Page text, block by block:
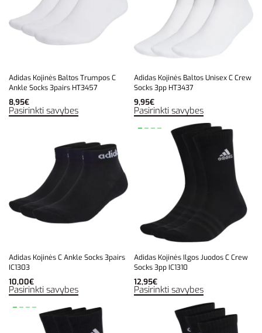
Adidas Kojinės Baltos Trumpos C
Ankle Socks 3pairs HT3457
8,95€
Pasirinkti savybes
Adidas Kojinės Baltos Unisex C Crew
Socks 3pp HT3437
9,95€
Pasirinkti savybes
Adidas Kojinės C Ankle Socks 3pairs
IC1303
10,00€
Pasirinkti savybes
Adidas Kojinės Ilgos Juodos C Crew
Socks 3pp IC1310
12,95€
Pasirinkti savybes